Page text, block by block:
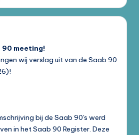
90 meeting!
wij verslag uit van de Saab 90
bij de Saab 90's werd
in het Saab 90 Register. Deze